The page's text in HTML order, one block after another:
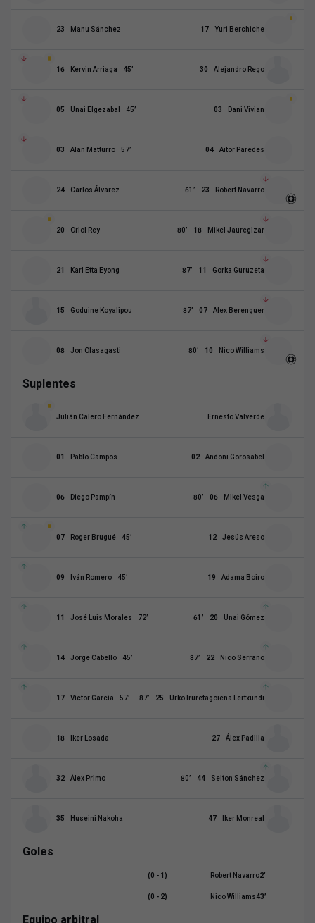
23 Manu Sánchez 17 Yuri Berchiche
16 Kervin Arriaga 45’ 30 Alejandro Rego
05 Unai Elgezabal 45’ 03 Dani Vivian
03 Alan Matturro 57’ 04 Aitor Paredes
24 Carlos Álvarez 23 Robert Navarro
61 ’
20 Oriol Rey 18 Mikel Jauregizar
80’
21 Karl Etta Eyong 11 Gorka Guruzeta
87’
15 Goduine Koyalipou 07 Alex Berenguer
87’
08 Jon Olasagasti 10 Nico Williams
80’
Suplentes
Julián Calero Fernández Ernesto Valverde
01 Pablo Campos 02 Andoni Gorosabel
06 Diego Pampín 06 Mikel Vesga
80’
07 Roger Brugué 45’ 12 Jesús Areso
09 Iván Romero 45’ 19 Adama Boiro
11 José Luis Morales 72’ 20 Unai Gómez
61 ’
14 Jorge Cabello 45’ 22 Nico Serrano
87’
17 Víctor García 57’ 25 Urko Iruretagoiena Lertxundi
87’
18 Iker Losada 27 Álex Padilla
32 Álex Primo 44 Selton Sánchez
80’
35 Huseini Nakoha 47 Iker Monreal
Goles
(0 - 1) Robert Navarro2’
(0 - 2) Nico Williams43’
Equipo arbitral